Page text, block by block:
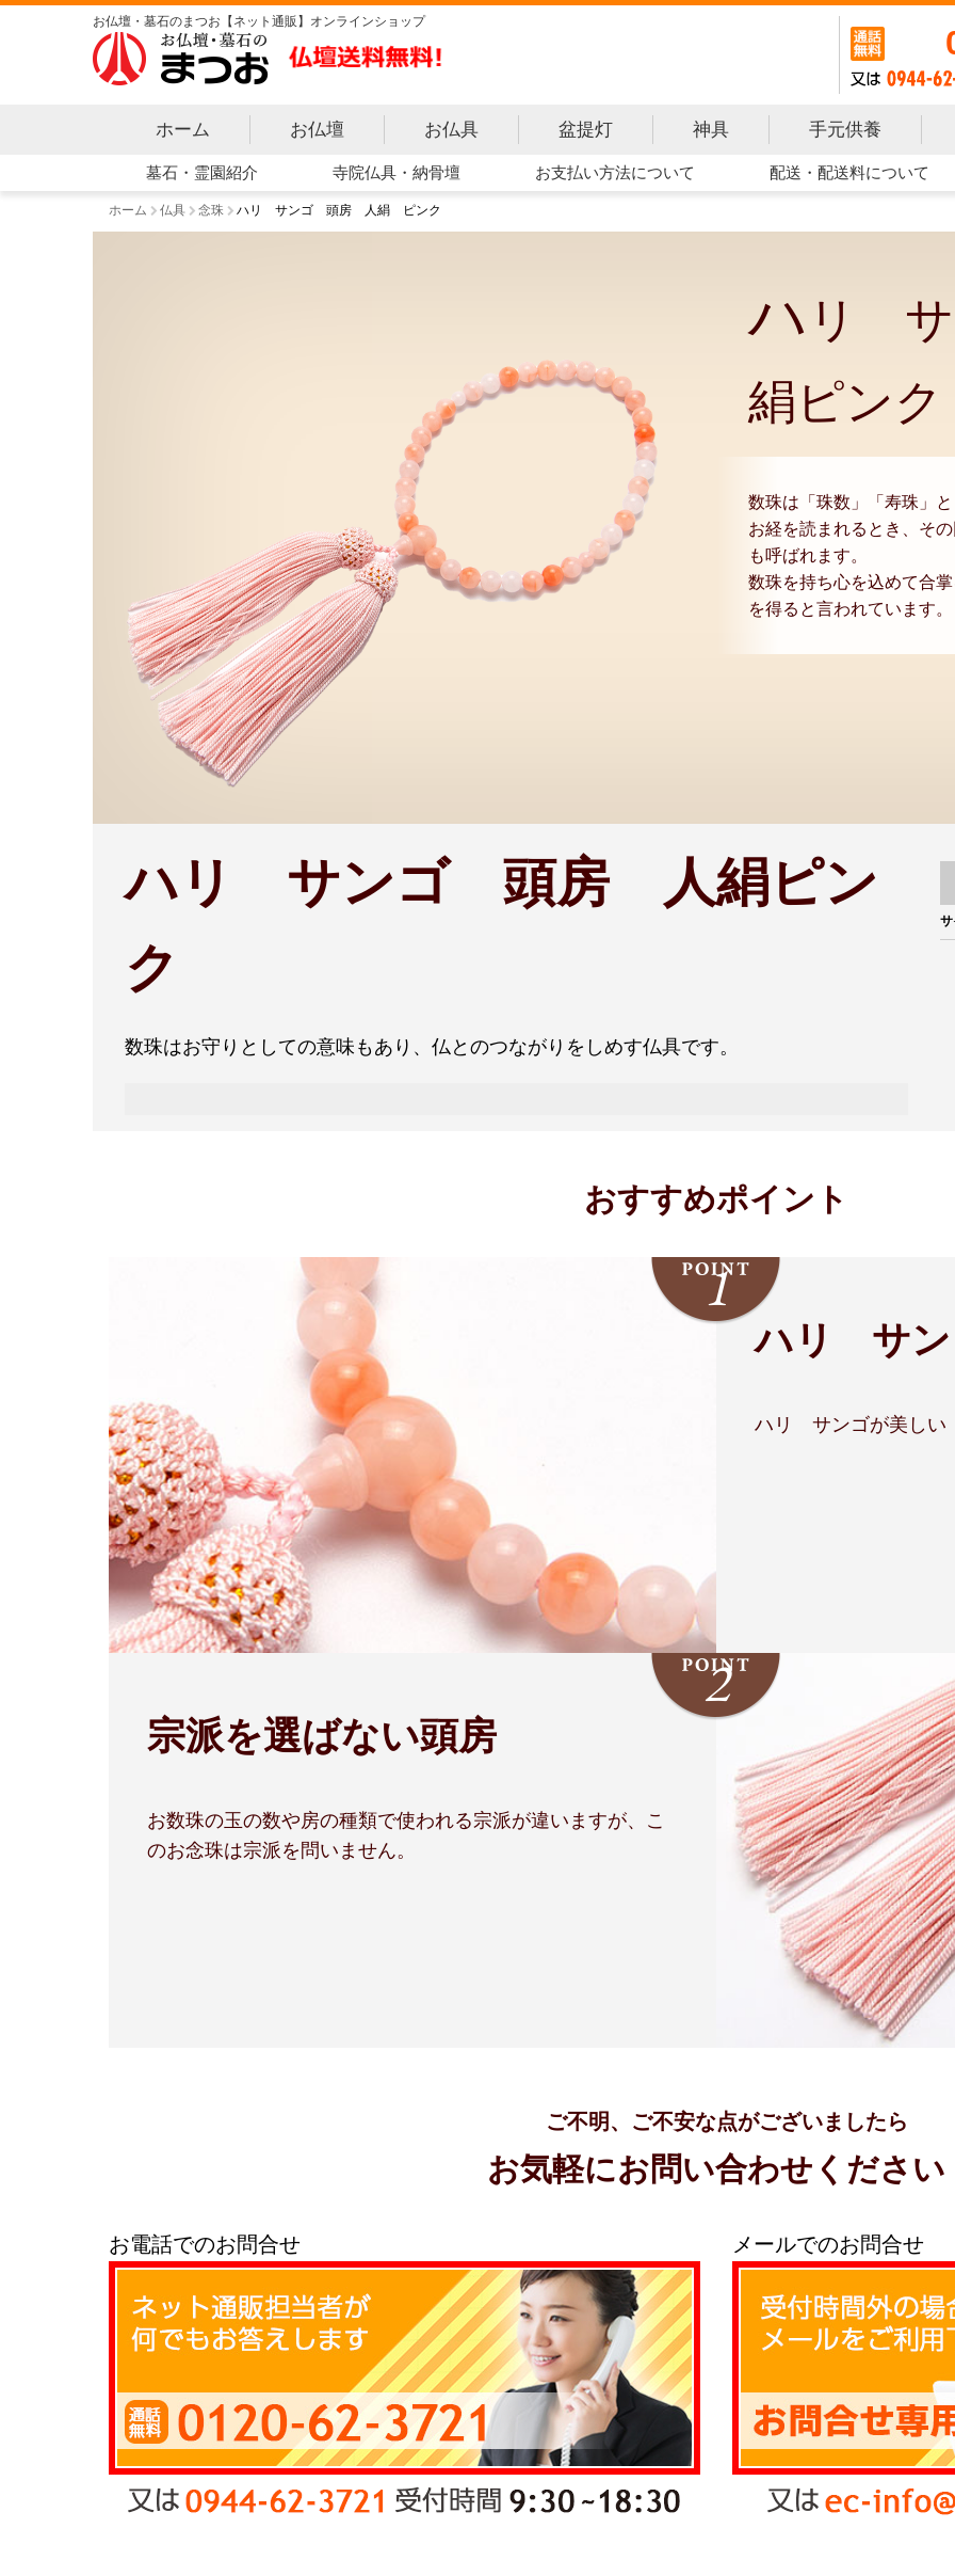
お仏壇・墓石のまつお【ネット通販】オンラインショップ
ホーム お仏壇 お仏具 盆提灯 神具 手元供養
墓石・霊園紹介 寺院仏具・納骨壇 お支払い方法について 配送・配送料について
ホーム 仏具 念珠 ハリ サンゴ 頭房 人絹 ピンク
ハ リ
絹ピンク
数珠は「珠数」「寿珠」
お経を読まれるとき、そ
も呼ばれます。
数珠を持ち心を込めて合
を得ると言われています。
ハリ サンゴ 頭房 人絹ピン
ク
数珠はお守りとしての意味もあり、仏とのつながりをしめす仏具です。
おすすめポイント
ハリ サン
ハリ サンゴが美しい
宗派を選ばない頭房
お数珠の玉の数や房の種類で使われる宗派が違いますが、こ
のお念珠は宗派を問いません。
ご不明、ご不安な点がございましたら
お気軽にお問い合わせください
お電話でのお問合せ メールでのお問合せ